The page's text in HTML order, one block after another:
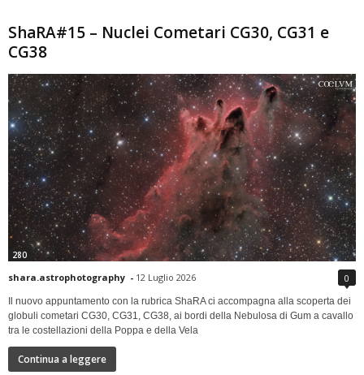
ShaRA#15 – Nuclei Cometari CG30, CG31 e
CG38
280
shara.astrophotography - 12 Luglio 2026 0
Il nuovo appuntamento con la rubrica ShaRA ci accompagna alla scoperta dei
globuli cometari CG30, CG31, CG38, ai bordi della Nebulosa di Gum a cavallo
tra le costellazioni della Poppa e della Vela
Continua a leggere